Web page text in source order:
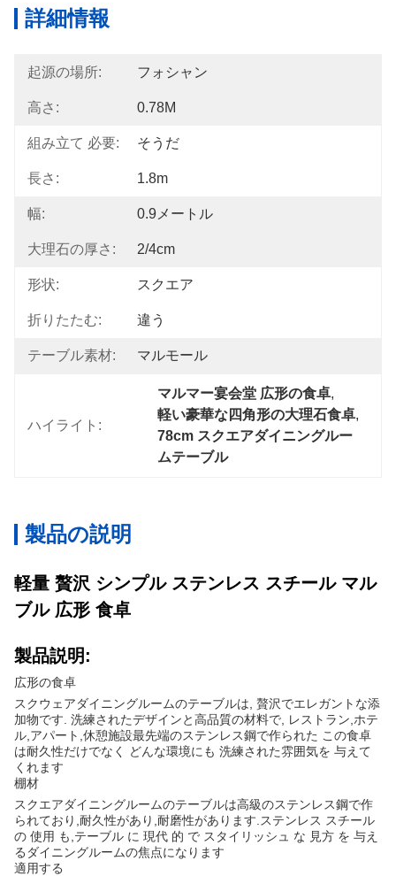
詳細情報
起源の場所: フォシャン
高さ: 0.78M
組み立て 必要: そうだ
長さ: 1.8m
幅: 0.9メートル
大理石の厚さ: 2/4cm
形状: スクエア
折りたたむ: 違う
テーブル素材: マルモール
ハイライト:
マルマー宴会堂 広形の食卓,
軽い豪華な四角形の大理石食卓,
78cm スクエアダイニングルー
ムテーブル
製品の説明
軽量 贅沢 シンプル ステンレス スチール マル
ブル 広形 食卓
製品説明:
広形の食卓
スクウェアダイニングルームのテーブルは, 贅沢でエレガントな添
加物です. 洗練されたデザインと高品質の材料で, レストラン,ホテ
ル,アパート,休憩施設最先端のステンレス鋼で作られた この食卓
は耐久性だけでなく どんな環境にも 洗練された雰囲気を 与えて
くれます
棚材
スクエアダイニングルームのテーブルは高級のステンレス鋼で作
られており,耐久性があり,耐磨性があります.ステンレス スチール
の 使用 も,テーブル に 現代 的 で スタイリッシュ な 見方 を 与え
るダイニングルームの焦点になります
適用する